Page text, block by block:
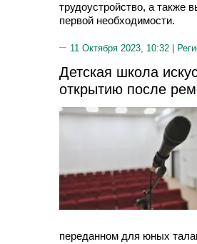
трудоустройство, а также
первой необходимости.
11 Октября 2023, 10:32 |
Детская школа
открытию после
переданном для юных